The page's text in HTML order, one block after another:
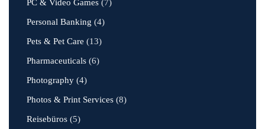
PC & Video Games (7)
Personal Banking (4)
Pets & Pet Care (13)
Pharmaceuticals (6)
Photography (4)
Photos & Print Services (8)
Reisebüros (5)